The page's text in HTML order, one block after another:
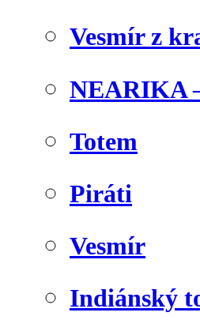
Vesmír z
NEARIKA
Totem
Piráti
Vesmír
Indiánský